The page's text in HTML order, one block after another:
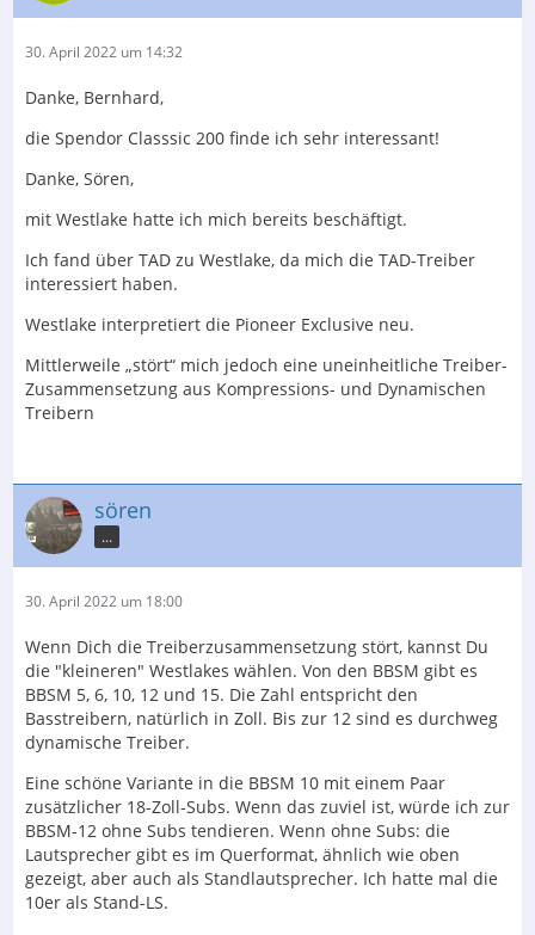
30. April 2022 um 14:32
Danke, Bernhard,
die Spendor Classsic 200 finde ich sehr interessant!
Danke, Sören,
mit Westlake hatte ich mich bereits beschäftigt.
Ich fand über TAD zu Westlake, da mich die TAD-Treiber
interessiert haben.
Westlake interpretiert die Pioneer Exclusive neu.
Mittlerweile „stört“ mich jedoch eine uneinheitliche Treiber-
Zusammensetzung aus Kompressions- und Dynamischen
Treibern
sören
...
30. April 2022 um 18:00
Wenn Dich die Treiberzusammensetzung stört, kannst Du
die "kleineren" Westlakes wählen. Von den BBSM gibt es
BBSM 5, 6, 10, 12 und 15. Die Zahl entspricht den
Basstreibern, natürlich in Zoll. Bis zur 12 sind es durchweg
dynamische Treiber.
Eine schöne Variante in die BBSM 10 mit einem Paar
zusätzlicher 18-Zoll-Subs. Wenn das zuviel ist, würde ich zur
BBSM-12 ohne Subs tendieren. Wenn ohne Subs: die
Lautsprecher gibt es im Querformat, ähnlich wie oben
gezeigt, aber auch als Standlautsprecher. Ich hatte mal die
10er als Stand-LS.